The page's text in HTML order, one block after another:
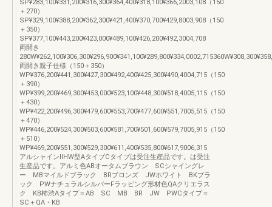
SP¥283,100¥331,200¥316,300¥364,400¥318,100¥366,2003,108（150
＋270）
SP¥329,100¥388,200¥362,300¥421,400¥370,700¥429,8003,908（150
＋350）
SP¥377,100¥443,200¥423,000¥489,100¥426,200¥492,3004,708
両開き
両開き親子仕様（150＋350）
WP¥376,200¥441,300¥427,300¥492,400¥425,300¥490,4004,715（150
＋390）
WP¥399,200¥469,300¥453,000¥523,100¥448,300¥518,4005,115（150
＋430）
WP¥422,200¥496,300¥479,600¥553,700¥477,600¥551,7005,515（150
＋470）
WP¥446,200¥524,300¥503,600¥581,700¥501,600¥579,7005,915（150
＋510）
WP¥469,200¥551,300¥529,300¥611,400¥535,800¥617,9006,315
アルシャインⅡHW型AタイプCタイプは受注生産品です。は受注
生産品です。アルミ色ABオータムブラウン SCシャイングレ
ー MBマイルドブラック BRブロンズ JWホワイト BKブラ
ック PWナチュラルシルバーFラッピング形材色QAクリエラス
ク KB柿渋Aタイプ＝AB SC MB BR JW PWCタイプ＝
SC＋QA・KB